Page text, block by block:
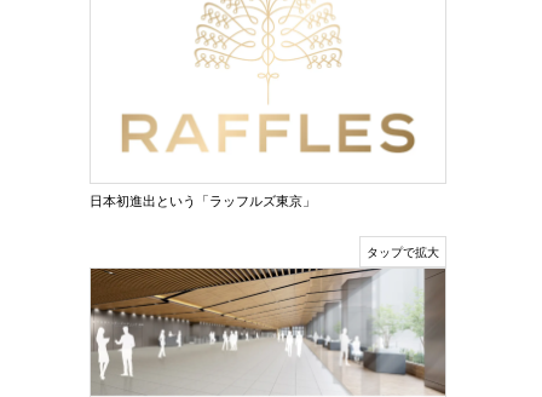
日本初進出という「ラッフルズ東京」